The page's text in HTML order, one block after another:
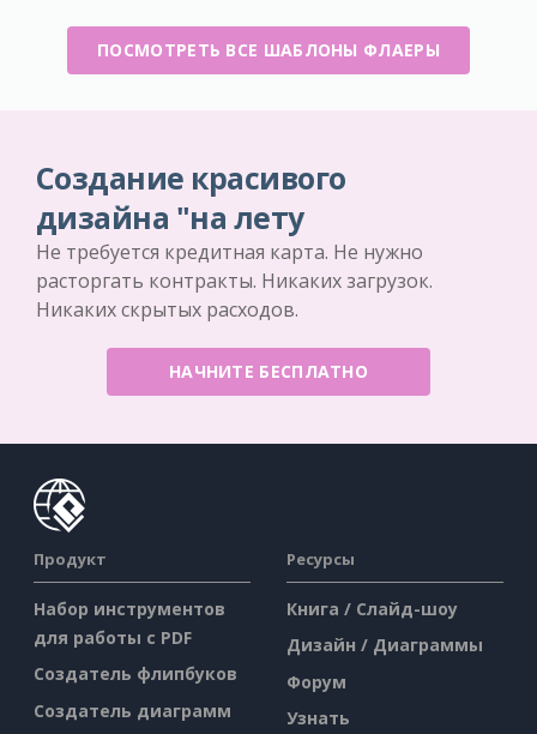
ПОСМОТРЕТЬ ВСЕ ШАБЛОНЫ ФЛАЕРЫ
Создание красивого
дизайна "на лету
Не требуется кредитная карта. Не нужно
расторгать контракты. Никаких загрузок.
Никаких скрытых расходов.
НАЧНИТЕ БЕСПЛАТНО
Продукт
Набор инструментов
для работы с PDF
Создатель флипбуков
Создатель диаграмм
Ресурсы
Книга / Слайд-шоу
Дизайн / Диаграммы
Форум
Узнать